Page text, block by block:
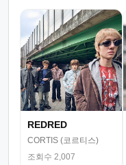
REDRED
CORTIS (코르티스)
조회수 2,007